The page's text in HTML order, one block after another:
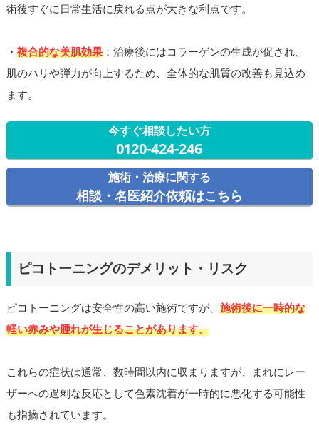
術後すぐに日常生活に戻れる点が大きな利点です。
・ 複合的な美肌効果：治療後にはコラーゲンの生成が促され、
肌のハリや弾力が向上するため、全体的な肌質の改善も見込め
ます。
今すぐ相談したい方
0120-424-246
施術・治療に関する
相談・名医紹介依頼はこちら
ピコトーニングのデメリット・リスク
ピコトーニングは安全性の高い施術ですが、 施術後に一時的な
軽い赤みや腫れが生じることがあります。
これらの症状は通常、数時間以内に収まりますが、まれにレー
ザーへの過剰な反応として色素沈着が一時的に悪化する可能性
も指摘されています。